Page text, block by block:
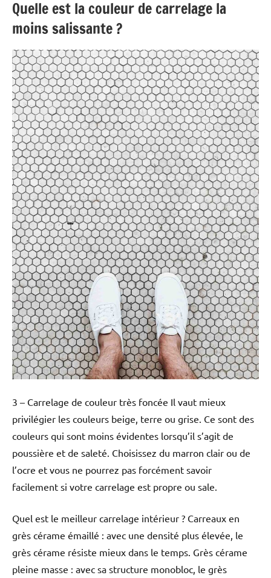
Quelle est la couleur de carrelage la
moins salissante ?
3 – Carrelage de couleur très foncée Il vaut mieux
privilégier les couleurs beige, terre ou grise. Ce sont des
couleurs qui sont moins évidentes lorsqu’il s’agit de
poussière et de saleté. Choisissez du marron clair ou de
l’ocre et vous ne pourrez pas forcément savoir
facilement si votre carrelage est propre ou sale.
Quel est le meilleur carrelage intérieur ? Carreaux en
grès cérame émaillé : avec une densité plus élevée, le
grès cérame résiste mieux dans le temps. Grès cérame
pleine masse : avec sa structure monobloc, le grès